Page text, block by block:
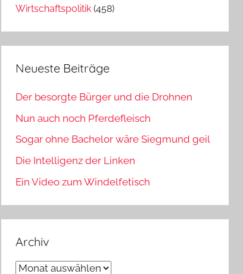
Wirtschaftspolitik (458)
Neueste Beiträge
Der besorgte Bürger und die Drohnen
Nun auch noch Pferdefleisch
Sogar ohne Bachelor wäre Siegmund geil
Die Intelligenz der Linken
Ein Video zum Windelfetisch
Archiv
Archiv